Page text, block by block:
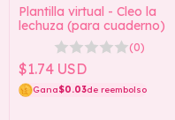
Plantilla virtual - Cleo la
lechuza (para cuaderno)
(0)
$1.74 USD
Gana$0.03de reembolso